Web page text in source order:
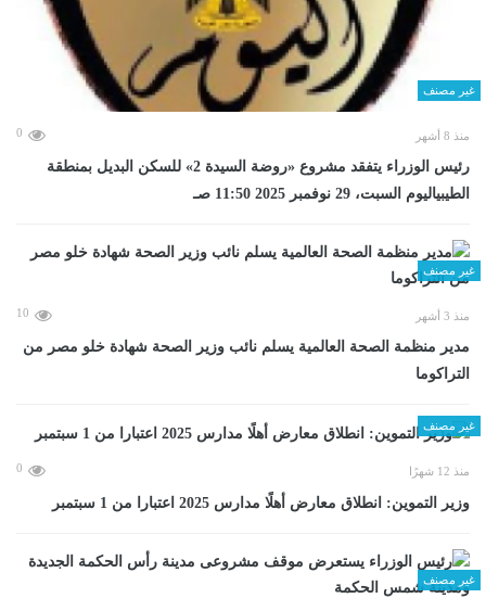
غير مصنف
منذ 8 أشهر 0
رئيس الوزراء يتفقد مشروع «روضة السيدة 2» للسكن البديل بمنطقة
الطيبياليوم السبت، 29 نوفمبر 2025 11:50 صـ
غير مصنف
منذ 3 أشهر 10
مدير منظمة الصحة العالمية يسلم نائب وزير الصحة شهادة خلو مصر من
التراكوما
غير مصنف
منذ 12 شهرًا 0
وزير التموين: انطلاق معارض أهلًا مدارس 2025 اعتبارا من 1 سبتمبر
غير مصنف